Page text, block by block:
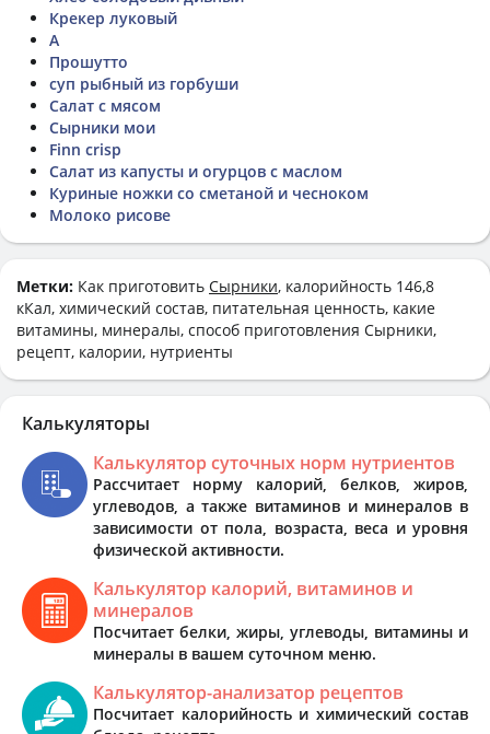
Крекер луковый
А
Прошутто
суп рыбный из горбуши
Салат с мясом
Сырники мои
Finn crisp
Салат из капусты и огурцов с маслом
Куриные ножки со сметаной и чесноком
Молоко рисове
Метки: Как приготовить Сырники, калорийность 146,8
кКал, химический состав, питательная ценность, какие
витамины, минералы, способ приготовления Сырники,
рецепт, калории, нутриенты
Калькуляторы
Калькулятор суточных норм нутриентов
Рассчитает норму калорий, белков, жиров,
углеводов, а также витаминов и минералов в
зависимости от пола, возраста, веса и уровня
физической активности.
Калькулятор калорий, витаминов и
минералов
Посчитает белки, жиры, углеводы, витамины и
минералы в вашем суточном меню.
Калькулятор-анализатор рецептов
Посчитает калорийность и химический состав